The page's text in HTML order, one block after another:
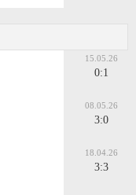
15.05.26
0:1
08.05.26
3:0
18.04.26
3:3